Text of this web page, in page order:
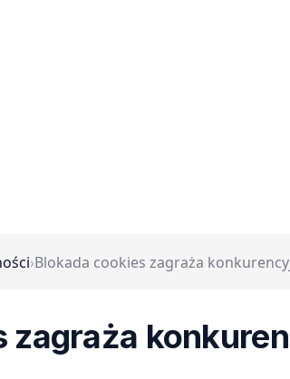
›Blokada cookies zagraża
zagraża